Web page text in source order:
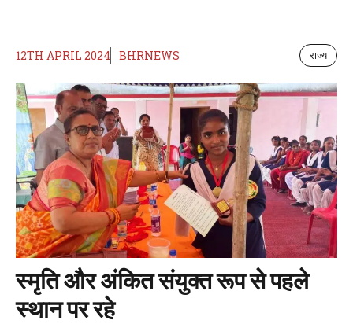
12TH APRIL 2024 BHRNEWS राज्य
स्मृति और अंकित संयुक्त रूप से पहले
स्थान पर रहे